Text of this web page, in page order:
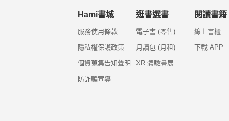
Hami書城
服務使用條款
隱私權保護政策
個資蒐集告知聲明
防詐騙宣導
逛書選書
電子書 (零售)
月讀包 (月租)
XR 體驗書展
閱讀書籍
線上書櫃
下載 APP